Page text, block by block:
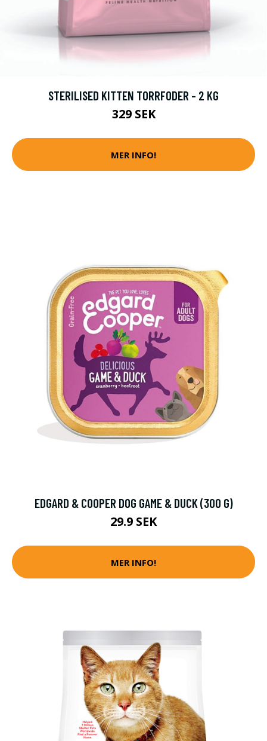
STERILISED KITTEN TORRFODER - 2 KG
329 SEK
MER INFO!
EDGARD & COOPER DOG GAME & DUCK (300 G)
29.9 SEK
MER INFO!